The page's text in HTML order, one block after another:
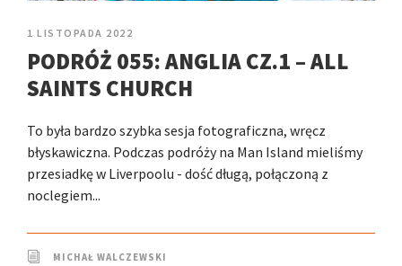
1 LISTOPADA 2022
PODRÓŻ 055: ANGLIA CZ.1 – ALL
SAINTS CHURCH
To była bardzo szybka sesja fotograficzna, wręcz
błyskawiczna. Podczas podróży na Man Island mieliśmy
przesiadkę w Liverpoolu - dość długą, połączoną z
noclegiem...
MICHAŁ WALCZEWSKI